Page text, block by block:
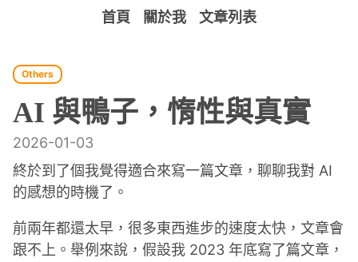
首頁 關於我 文章列表
Others
AI 與鴨子，惰性與真實
2026-01-03
終於到了個我覺得適合來寫一篇文章，聊聊我對 AI
的感想的時機了。
前兩年都還太早，很多東西進步的速度太快，文章會
跟不上。舉例來說，假設我 2023 年底寫了篇文章，